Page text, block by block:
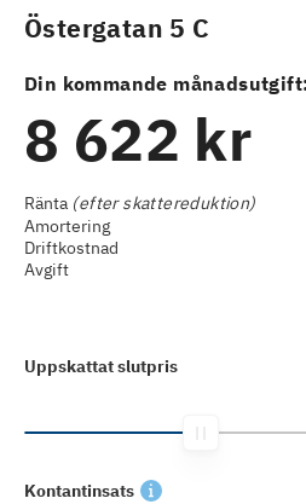
Östergatan 5 C
Din kommande månadsutgift:
8 622 kr
Ränta (efter skattereduktion)
Amortering
Driftkostnad
Avgift
Uppskattat slutpris
Kontantinsats